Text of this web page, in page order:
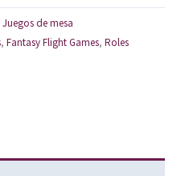
Juegos de mesa
, Fantasy Flight Games, Roles